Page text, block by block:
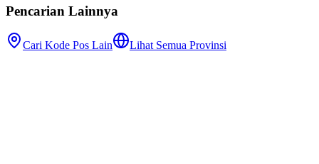
Pencarian Lainnya
Cari Kode Pos Lain Lihat Semua Provinsi